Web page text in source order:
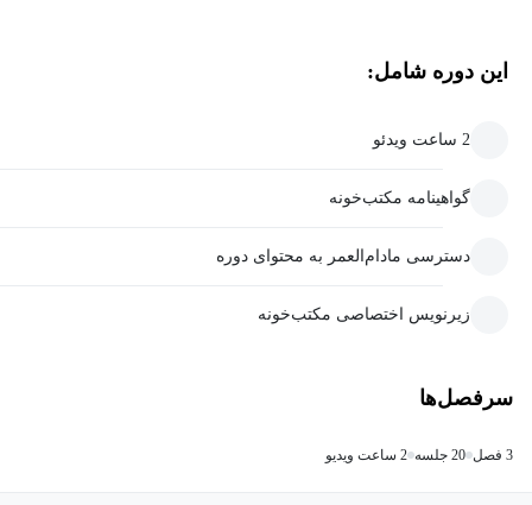
این دوره شامل:
2 ساعت ویدئو
گواهینامه مکتب‌خونه
دسترسی مادام‌العمر به محتوای دوره
زیرنویس اختصاصی مکتب‌خونه
سرفصل‌ها
3 فصل 20 جلسه 2 ساعت ویدیو